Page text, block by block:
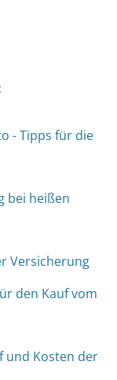
- Tipps für die
bei heißen
Versicherung
den Kauf vom
und Kosten der